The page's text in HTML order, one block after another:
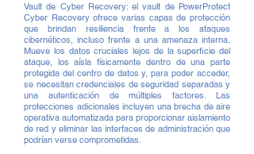
Vault de Cyber Recovery: el vault de PowerProtect
Cyber Recovery ofrece varias capas de protección
que brindan resiliencia frente a los ataques
cibernéticos, incluso frente a una amenaza interna.
Mueve los datos cruciales lejos de la superficie del
ataque, los aísla físicamente dentro de una parte
protegida del centro de datos y, para poder acceder,
se necesitan credenciales de seguridad separadas y
una autenticación de múltiples factores. Las
protecciones adicionales incluyen una brecha de aire
operativa automatizada para proporcionar aislamiento
de red y eliminar las interfaces de administración que
podrían verse comprometidas.